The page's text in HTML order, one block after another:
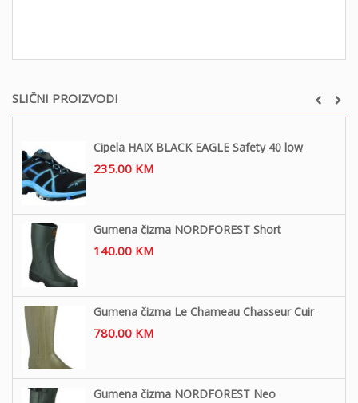
SLIČNI PROIZVODI
Cipela HAIX BLACK EAGLE Safety 40 low
235.00 KM
Gumena čizma NORDFOREST Short
140.00 KM
Gumena čizma Le Chameau Chasseur Cuir
780.00 KM
Gumena čizma NORDFOREST Neo